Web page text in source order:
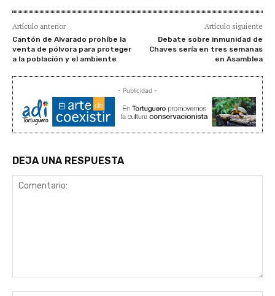
Artículo anterior
Cantón de Alvarado prohíbe la
venta de pólvora para proteger
a la población y el ambiente
Artículo siguiente
Debate sobre inmunidad de
Chaves sería en tres semanas
en Asamblea
- Publicidad -
DEJA UNA RESPUESTA